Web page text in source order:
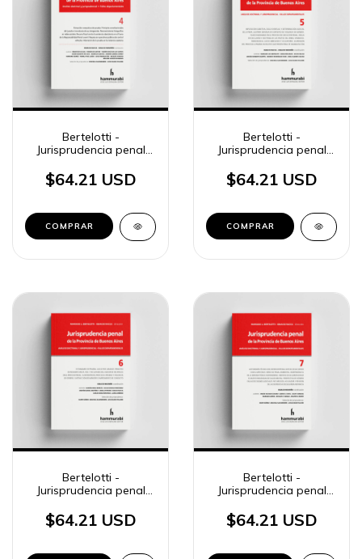
Bertelotti -
Jurisprudencia penal
$64.21 USD
COMPRAR
Bertelotti -
Jurisprudencia penal
$64.21 USD
COMPRAR
Bertelotti -
Jurisprudencia penal
$64.21 USD
Bertelotti -
Jurisprudencia penal
$64.21 USD